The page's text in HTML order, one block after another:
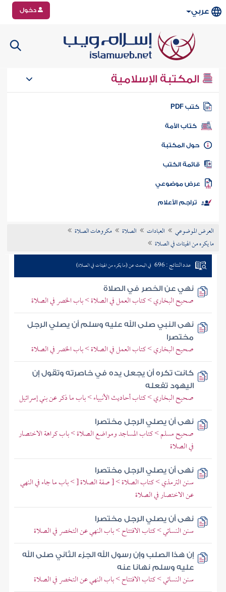
عربي دخول
المكتبة الإسلامية
كتب PDF
كتاب الأمة
المكتبة
الكتب
موضوعي
تراجم الأعلام
العرض الموضوعي العبادات الصلاة
مكروهات الصلاة
ما يكره من الهيئات في الصلاة
عدد النتائج : 696 في البحث عن (ما يكره من الهيئات في الصلاة)
نهي عن الخصر في الصلاة
صحيح البخاري > كتاب العمل في الصلاة > باب الخصر في الصلاة
نهى النبي صلى الله عليه وسلم أن يصلي الرجل
مختصرا
صحيح البخاري > كتاب العمل في الصلاة > باب الخصر في الصلاة
كانت تكره أن يجعل يده في خاصرته وتقول إن
اليهود تفعله
صحيح البخاري > كتاب أحاديث الأنبياء > باب ما ذكر عن بني إسرائيل
نهى أن يصلي الرجل مختصرا
صحيح مسلم > كتاب المساجد ومواضع الصلاة > باب كراهة الاختصار
في الصلاة
نهى أن يصلي الرجل مختصرا
سنن الترمذي > كتاب الصلاة > [ صفة الصلاة [ > باب ما جاء في النهي
عن الاختصار في الصلاة
نهى أن يصلي الرجل مختصرا
سنن النسائي > كتاب الافتتاح > باب النهي عن التخصر في الصلاة
إن هذا الصلب وإن رسول الله الجزء الثاني صلى الله
عليه وسلم نهانا عنه
سنن النسائي > كتاب الافتتاح > باب النهي عن التخصر في الصلاة